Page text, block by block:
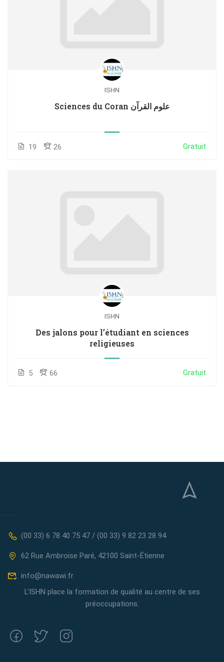
ISHN
Sciences du Coran علوم القرآن
19 26 Gratuit
ISHN
Des jalons pour l’étudiant en sciences
religieuses
5 66 Gratuit
(00 33) 6 78 40 75 47 / (00 33) 9 82 23 28 94
62 Rue Ambroise Paré, 42100 Saint-Étienne
info@nawawi.fr
L'ISHN place la formation de qualité au centre de ses
préoccupations.